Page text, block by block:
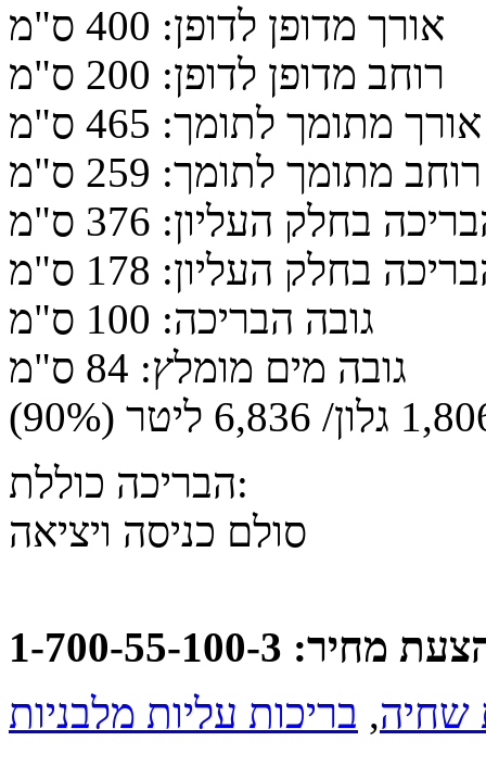
אורך מדופן לדופן: 400 ס"מ
רוחב מדופן לדופן: 200 ס"מ
אורך מתומך לתומך: 465 ס"מ
רוחב מתומך לתומך: 259 ס"מ
בחלק העליון: 376 ס"מ
בחלק העליון: 178 ס"מ
גובה הבריכה: 100 ס"מ
גובה מים מומלץ: 84 ס"מ
הבריכה כוללת:
סולם כניסה ויציאה
1-700-55-100-3
שחיה, בריכות עליות מלבניות